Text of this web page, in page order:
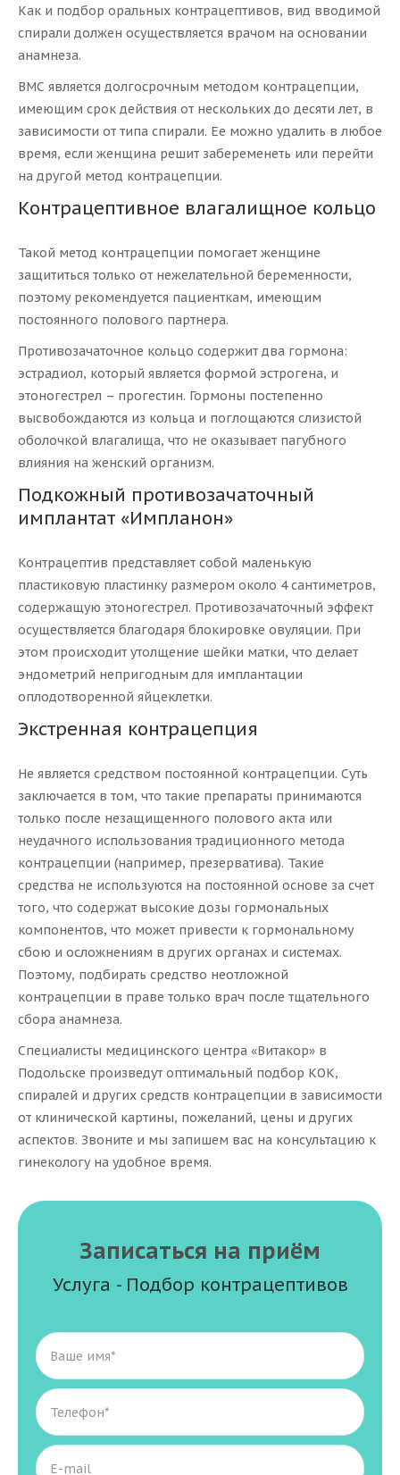
Как и подбор оральных контрацептивов, вид вводимой
спирали должен осуществляется врачом на основании
анамнеза.
ВМС является долгосрочным методом контрацепции,
имеющим срок действия от нескольких до десяти лет, в
зависимости от типа спирали. Ее можно удалить в любое
время, если женщина решит забеременеть или перейти
на другой метод контрацепции.
Контрацептивное влагалищное кольцо
Такой метод контрацепции помогает женщине
защититься только от нежелательной беременности,
поэтому рекомендуется пациенткам, имеющим
постоянного полового партнера.
Противозачаточное кольцо содержит два гормона:
эстрадиол, который является формой эстрогена, и
этоногестрел – прогестин. Гормоны постепенно
высвобождаются из кольца и поглощаются слизистой
оболочкой влагалища, что не оказывает пагубного
влияния на женский организм.
Подкожный противозачаточный
имплантат «Импланон»
Контрацептив представляет собой маленькую
пластиковую пластинку размером около 4 сантиметров,
содержащую этоногестрел. Противозачаточный эффект
осуществляется благодаря блокировке овуляции. При
этом происходит утолщение шейки матки, что делает
эндометрий непригодным для имплантации
оплодотворенной яйцеклетки.
Экстренная контрацепция
Не является средством постоянной контрацепции. Суть
заключается в том, что такие препараты принимаются
только после незащищенного полового акта или
неудачного использования традиционного метода
контрацепции (например, презерватива). Такие
средства не используются на постоянной основе за счет
того, что содержат высокие дозы гормональных
компонентов, что может привести к гормональному
сбою и осложнениям в других органах и системах.
Поэтому, подбирать средство неотложной
контрацепции в праве только врач после тщательного
сбора анамнеза.
Специалисты медицинского центра «Витакор» в
Подольске произведут оптимальный подбор КОК,
спиралей и других средств контрацепции в зависимости
от клинической картины, пожеланий, цены и других
аспектов. Звоните и мы запишем вас на консультацию к
гинекологу на удобное время.
Записаться на приём
Услуга - Подбор контрацептивов